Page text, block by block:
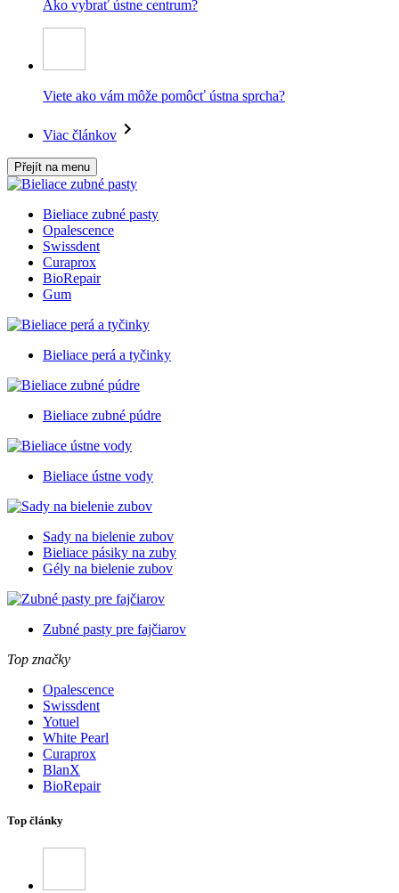
Ako vybrať ústne centrum?
Viete ako vám môže pomôcť ústna sprcha?
Viac článkov
Přejít na menu
Bieliace zubné pasty
Opalescence
Swissdent
Curaprox
BioRepair
Gum
Bieliace perá a tyčinky
Bieliace zubné púdre
Bieliace ústne vody
Sady na bielenie zubov
Bieliace pásiky na zuby
Gély na bielenie zubov
Zubné pasty pre fajčiarov
Top značky
Opalescence
Swissdent
Yotuel
White Pearl
Curaprox
BlanX
BioRepair
Top články